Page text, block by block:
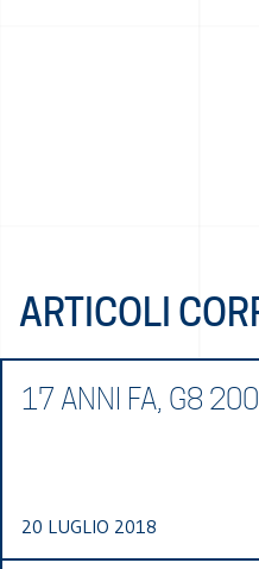
ARTICOLI
17 ANNI FA, G8
20 LUGLIO 2018